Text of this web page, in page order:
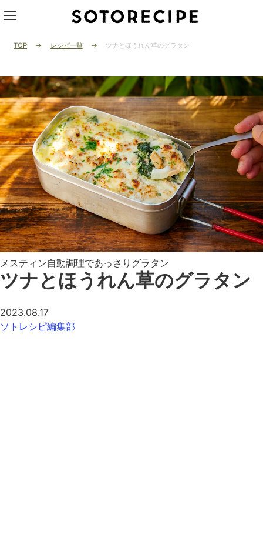
TOP レシピ一覧 ツナとほうれん草のグラタン
メスティン自動調理であっさりグラタン
ツナとほうれん草のグラタン
2023.08.17
ソトレシピ編集部